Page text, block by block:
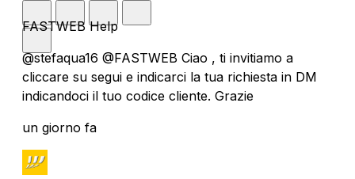
FASTWEB Help
@stefaqua16 @FASTWEB Ciao , ti invitiamo a
cliccare su segui e indicarci la tua richiesta in DM
indicandoci il tuo codice cliente. Grazie
un giorno fa